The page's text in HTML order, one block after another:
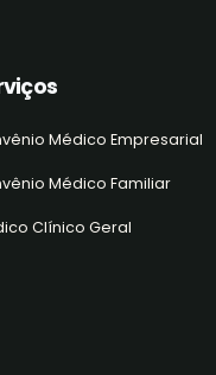
Médico Empresarial
Médico Familiar
Clínico Geral